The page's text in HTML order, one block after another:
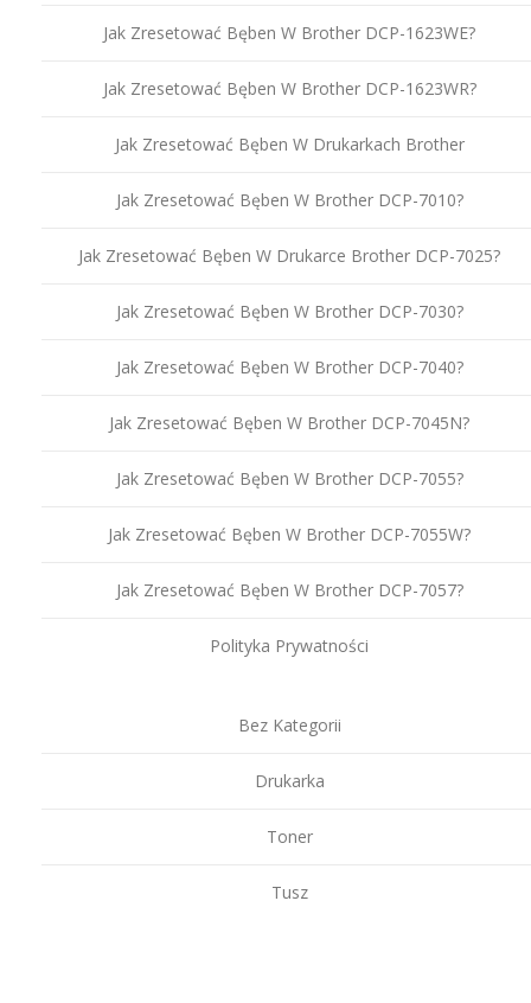
Jak Zresetować Bęben W Brother DCP-1623WE?
Jak Zresetować Bęben W Brother DCP-1623WR?
Jak Zresetować Bęben W Drukarkach Brother
Jak Zresetować Bęben W Brother DCP-7010?
Jak Zresetować Bęben W Drukarce Brother DCP-7025?
Jak Zresetować Bęben W Brother DCP-7030?
Jak Zresetować Bęben W Brother DCP-7040?
Jak Zresetować Bęben W Brother DCP-7045N?
Jak Zresetować Bęben W Brother DCP-7055?
Jak Zresetować Bęben W Brother DCP-7055W?
Jak Zresetować Bęben W Brother DCP-7057?
Polityka Prywatności
Bez Kategorii
Drukarka
Toner
Tusz